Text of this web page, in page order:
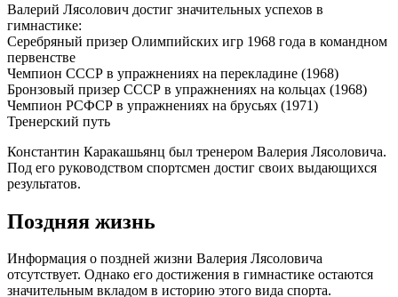
Валерий Лясолович достиг значительных успехов в
гимнастике:
Серебряный призер Олимпийских игр 1968 года в командном
первенстве
Чемпион СССР в упражнениях на перекладине (1968)
Бронзовый призер СССР в упражнениях на кольцах (1968)
Чемпион РСФСР в упражнениях на брусьях (1971)
Тренерский путь
Константин Каракашьянц был тренером Валерия Лясоловича.
Под его руководством спортсмен достиг своих выдающихся
результатов.
Поздняя жизнь
Информация о поздней жизни Валерия Лясоловича
отсутствует. Однако его достижения в гимнастике остаются
значительным вкладом в историю этого вида спорта.